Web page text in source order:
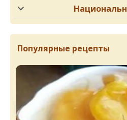
Популярные рецепты